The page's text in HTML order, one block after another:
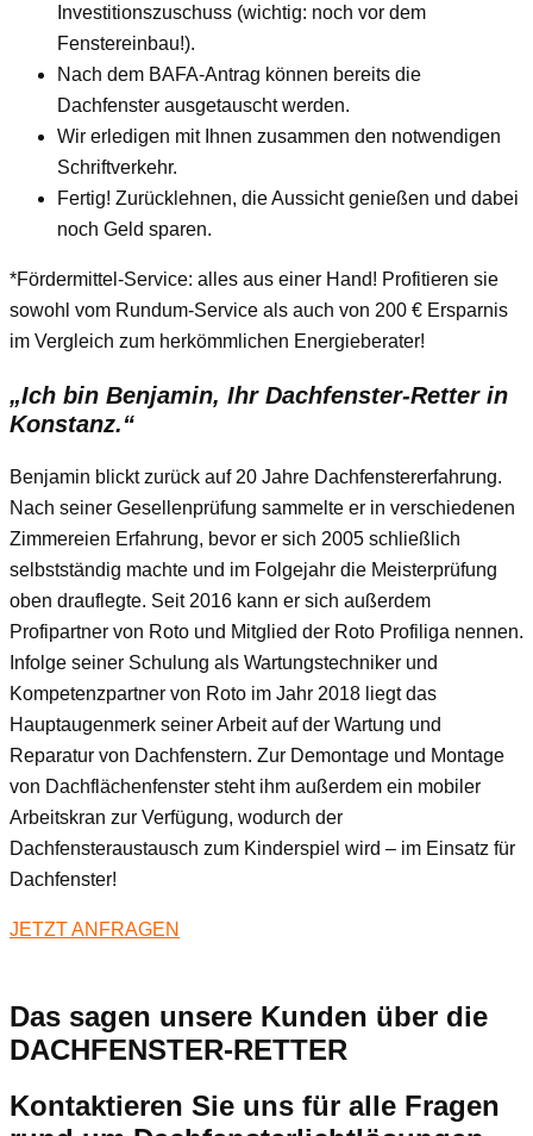
Investitionszuschuss (wichtig: noch vor dem
Fenstereinbau!).
Nach dem BAFA-Antrag können bereits die
Dachfenster ausgetauscht werden.
Wir erledigen mit Ihnen zusammen den notwendigen
Schriftverkehr.
Fertig! Zurücklehnen, die Aussicht genießen und dabei
noch Geld sparen.
*Fördermittel-Service: alles aus einer Hand! Profitieren sie
sowohl vom Rundum-Service als auch von 200 € Ersparnis
im Vergleich zum herkömmlichen Energieberater!
„Ich bin Benjamin, Ihr Dachfenster-Retter in
Konstanz.“
Benjamin blickt zurück auf 20 Jahre Dachfenstererfahrung.
Nach seiner Gesellenprüfung sammelte er in verschiedenen
Zimmereien Erfahrung, bevor er sich 2005 schließlich
selbstständig machte und im Folgejahr die Meisterprüfung
oben drauflegte. Seit 2016 kann er sich außerdem
Profipartner von Roto und Mitglied der Roto Profiliga nennen.
Infolge seiner Schulung als Wartungstechniker und
Kompetenzpartner von Roto im Jahr 2018 liegt das
Hauptaugenmerk seiner Arbeit auf der Wartung und
Reparatur von Dachfenstern. Zur Demontage und Montage
von Dachflächenfenster steht ihm außerdem ein mobiler
Arbeitskran zur Verfügung, wodurch der
Dachfensteraustausch zum Kinderspiel wird – im Einsatz für
Dachfenster!
JETZT ANFRAGEN
Das sagen unsere Kunden über die
DACHFENSTER-RETTER
Kontaktieren Sie uns für alle Fragen